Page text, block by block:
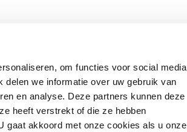
om functies voor social media
we informatie over uw gebruik van
en analyse. Deze partners kunnen deze
heeft verstrekt of die ze hebben
gaat akkoord met onze cookies als u onze